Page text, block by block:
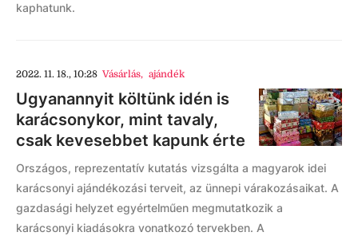
kaphatunk.
2022. 11. 18., 10:28 Vásárlás, ajándék
Ugyanannyit költünk idén is
karácsonykor, mint tavaly,
csak kevesebbet kapunk érte
Országos, reprezentatív kutatás vizsgálta a magyarok idei
karácsonyi ajándékozási terveit, az ünnepi várakozásaikat. A
gazdasági helyzet egyértelműen megmutatkozik a
karácsonyi kiadásokra vonatkozó tervekben. A